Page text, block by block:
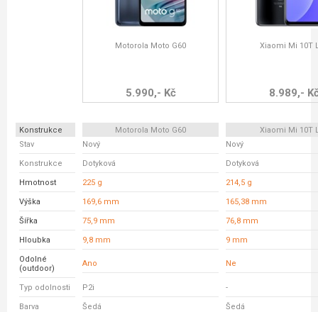
Motorola Moto G60
5.990,- Kč
Xiaomi Mi 10T
8.989,-
Konstrukce Motorola Moto G60
Xiaomi Mi 10T
Stav
Nový Nový
Konstrukce Dotyková Dotyková
Hmotnost 225 g 214,5 g
Výška 169,6 mm 165,38 mm
Šířka 75,9 mm 76,8 mm
Hloubka 9,8 mm 9 mm
Odolné
(outdoor)
Ano Ne
Typ odolnosti P2i -
Barva Šedá Šedá